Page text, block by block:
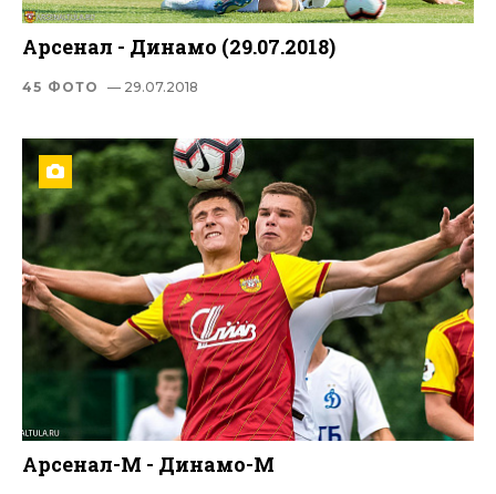
Арсенал - Динамо (29.07.2018)
45 ФОТО — 29.07.2018
Арсенал-М - Динамо-М